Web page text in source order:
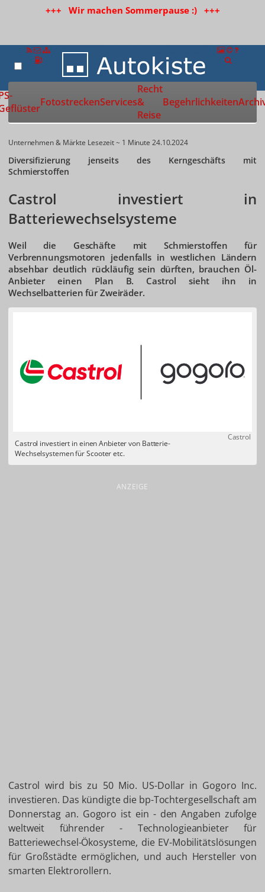
+++ Wir machen Sommerpause :) +++
Zur Startseite
FotostreckenServices
Recht
&
Reise
Begehrlichkeiten
Unternehmen & Märkte Lesezeit ~ 1 Minute 24.10.2024
Diversifizierung jenseits des Kerngeschäfts mit
Schmierstoffen
Castrol investiert in
Batteriewechselsysteme
Weil die Geschäfte mit Schmierstoffen für
Verbrennungsmotoren jedenfalls in westlichen Ländern
absehbar deutlich rückläufig sein dürften, brauchen Öl-
Anbieter einen Plan B. Castrol sieht ihn in
Wechselbatterien für Zweiräder.
Castrol
Castrol investiert in einen Anbieter von Batterie-
Wechselsystemen für Scooter etc.
ANZEIGE
Castrol wird bis zu 50 Mio. US-Dollar in Gogoro Inc.
investieren. Das kündigte die bp-Tochtergesellschaft am
Donnerstag an. Gogoro ist ein - den Angaben zufolge
weltweit führender - Technologieanbieter für
Batteriewechsel-Ökosysteme, die EV-Mobilitätslösungen
für Großstädte ermöglichen, und auch Hersteller von
smarten Elektrorollern.